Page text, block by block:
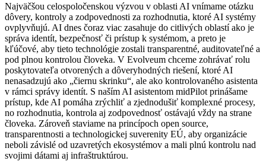
Najväčšou celospoločenskou výzvou v oblasti AI vnímame otázku
dôvery, kontroly a zodpovednosti za rozhodnutia, ktoré AI systémy
ovplyvňujú. AI dnes čoraz viac zasahuje do citlivých oblastí ako je
správa identít, bezpečnosť či prístup k systémom, a preto je
kľúčové, aby tieto technológie zostali transparentné, auditovateľné a
pod plnou kontrolou človeka. V Evolveum chceme zohrávať rolu
poskytovateľa otvorených a dôveryhodných riešení, ktoré AI
nenasadzujú ako „čiernu skrinku“, ale ako kontrolovaného asistenta
v rámci správy identít. S naším AI asistentom midPilot prinášame
prístup, kde AI pomáha zrýchliť a zjednodušiť komplexné procesy,
no rozhodnutia, kontrola aj zodpovednosť ostávajú vždy na strane
človeka. Zároveň staviame na princípoch open source,
transparentnosti a technologickej suverenity EÚ, aby organizácie
neboli závislé od uzavretých ekosystémov a mali plnú kontrolu nad
svojimi dátami aj infraštruktúrou.